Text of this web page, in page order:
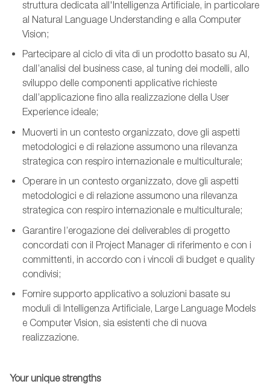
struttura dedicata all'Intelligenza Artificiale, in particolare
al Natural Language Understanding e alla Computer
Vision;
Partecipare al ciclo di vita di un prodotto basato su AI,
dall’analisi del business case, al tuning dei modelli, allo
sviluppo delle componenti applicative richieste
dall’applicazione fino alla realizzazione della User
Experience ideale;
Muoverti in un contesto organizzato, dove gli aspetti
metodologici e di relazione assumono una rilevanza
strategica con respiro internazionale e multiculturale;
Operare in un contesto organizzato, dove gli aspetti
metodologici e di relazione assumono una rilevanza
strategica con respiro internazionale e multiculturale;
Garantire l’erogazione dei deliverables di progetto
concordati con il Project Manager di riferimento e con i
committenti, in accordo con i vincoli di budget e quality
condivisi;
Fornire supporto applicativo a soluzioni basate su
moduli di Intelligenza Artificiale, Large Language Models
e Computer Vision, sia esistenti che di nuova
realizzazione.
Your unique strengths